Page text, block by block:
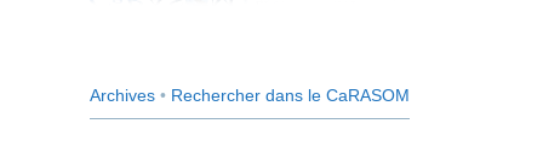
Archives • Rechercher dans le CaRASOM